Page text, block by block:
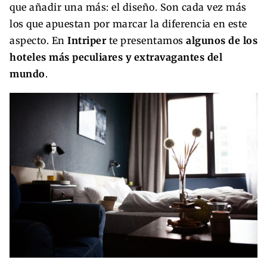
que añadir una más: el diseño. Son cada vez más
los que apuestan por marcar la diferencia en este
aspecto. En Intriperte presentamos algunos de los
hoteles más peculiares y extravagantes del
mundo.